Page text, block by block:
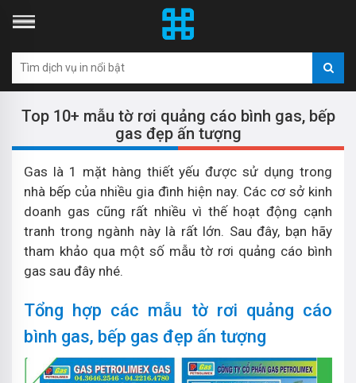
Top 10+ mẫu tờ rơi quảng cáo bình gas, bếp
gas đẹp ấn tượng
Gas là 1 mặt hàng thiết yếu được sử dụng trong
nhà bếp của nhiều gia đình hiện nay. Các cơ sở kinh
doanh gas cũng rất nhiều vì thế hoạt động cạnh
tranh trong ngành này là rất lớn. Sau đây, bạn hãy
tham khảo qua một số mẫu tờ rơi quảng cáo bình
gas sau đây nhé.
Tổng hợp các mẫu tờ rơi quảng cáo
bình gas, bếp gas đẹp ấn tượng